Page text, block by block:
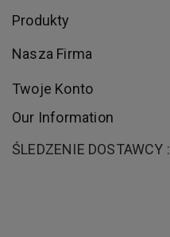
Produkty
Nasza Firma
Twoje Konto
Our Information
ŚLEDZENIE DOSTAWCY :